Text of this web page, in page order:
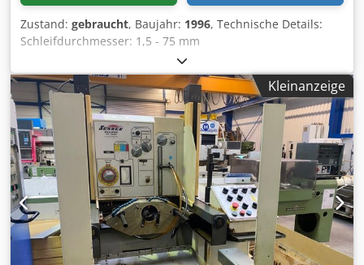
Zustand: gebraucht, Baujahr: 1996, Technische Details:
Schleifdurchmesser: 1,5 - 75 mm
Schleifscheibendurchmesser: 400 mm
Schleifscheibenbreite: 160 mm Arbeitshub: 0 - 1 mm
Arbeitsvorschub: stufenlos/ continous mm/min
Schleifscheibendrehzahl: 1300 U/min Steuerung für
Programm: Num 1020 GC Gesamtleistungsbedarf: 14 kW
Maschinengewicht ca.: 3,8 t Abmessungen Maschine:
3,0x2,2x2,2 m Abmessungen Schaltschrank LxBxH:
1,5x0,4x2,0 m SPITZENLOSE RUNDSCHLEIFMASCHINE
AUSSEN von legierten Rundstählen sowie
(Einstechverfahren) Durchlaufverfahren - Beim
Einstechverfahren beträgt die Einstechlänge max. 160mm.
- Werkstückabführung automatisch über Schiene (dessen
Kleinanzeige